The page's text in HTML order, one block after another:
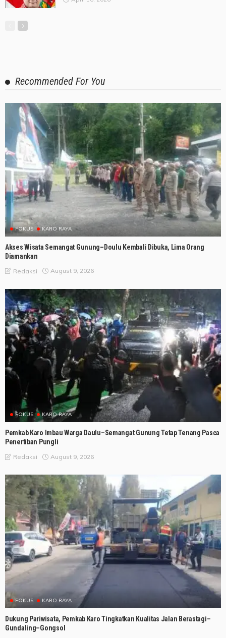
Recommended For You
FOKUS KARO RAYA
Akses Wisata Semangat Gunung–Doulu Kembali Dibuka, Lima Orang
Diamankan
Redaksi August 9, 2026
FOKUS KARO RAYA
Pemkab Karo Imbau Warga Daulu–Semangat Gunung Tetap Tenang Pasca
Penertiban Pungli
Redaksi August 9, 2026
FOKUS KARO RAYA
Dukung Pariwisata, Pemkab Karo Tingkatkan Kualitas Jalan Berastagi–
Gundaling–Gongsol